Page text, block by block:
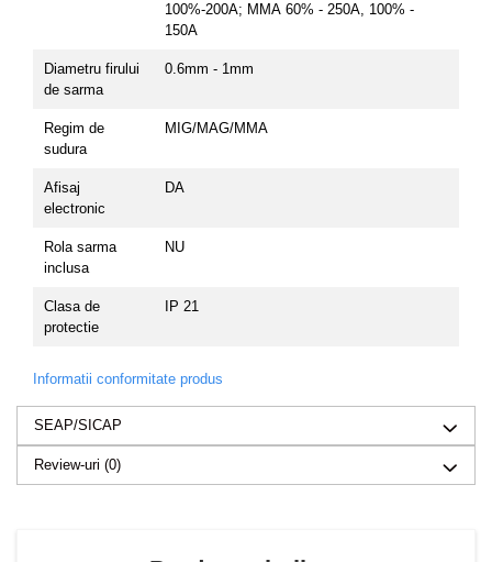
100%-200A; MMA 60% - 250A, 100% -
150A
Diametru firului
de sarma
0.6mm - 1mm
Regim de
sudura
MIG/MAG/MMA
Afisaj
electronic
DA
Rola sarma
inclusa
NU
Clasa de
protectie
IP 21
Informatii conformitate produs
SEAP/SICAP
Review-uri (0)